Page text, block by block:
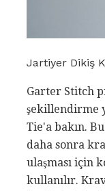
Jartiyer Dikiş
Garter Stitch
şekillendirme
Tie'a bakın.
daha sonra
ulaşması için
kullanılır.